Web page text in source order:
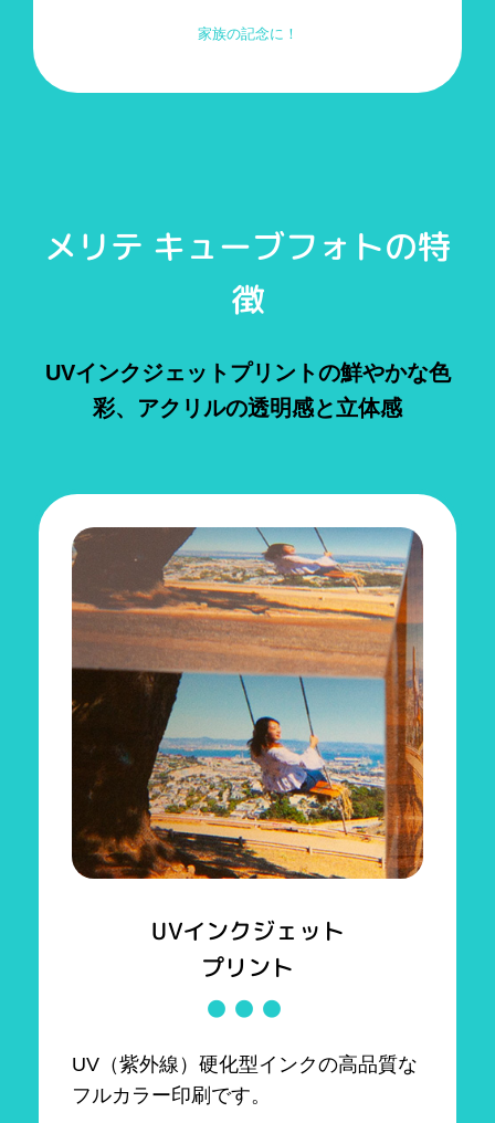
家族の記念に！
メリテ キューブフォトの特
徴
UVインクジェットプリントの鮮やかな色
彩、アクリルの透明感と立体感
UVインクジェット
プリント
UV（紫外線）硬化型インクの高品質な
フルカラー印刷です。